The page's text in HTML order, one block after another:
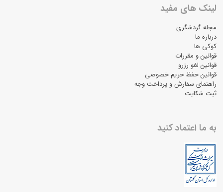
لینک های مفید
مجله گردشگری
درباره ما
کوکی ها
قوانین و مقررات
قوانین لغو رزرو
قوانین حفظ حریم خصوصی
راهنمای سفارش و پرداخت وجه
ثبت شکایت
به ما اعتماد کنید